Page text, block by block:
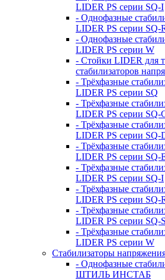
LIDER PS серии SQ-I
- Однофазные
LIDER PS серии SQ-
- Однофазные
LIDER PS серии W
- Стойки LIDER для
стабилизаторов
- Трёхфазные
LIDER PS серии SQ
- Трёхфазные
LIDER PS серии SQ-
- Трёхфазные
LIDER PS серии SQ-
- Трёхфазные
LIDER PS серии SQ-
- Трёхфазные
LIDER PS серии SQ-I
- Трёхфазные
LIDER PS серии SQ-
- Трёхфазные
LIDER PS серии SQ-S
- Трёхфазные
LIDER PS серии W
Стабилизаторы
- Однофазные
ШТИЛЬ ИНСТАБ